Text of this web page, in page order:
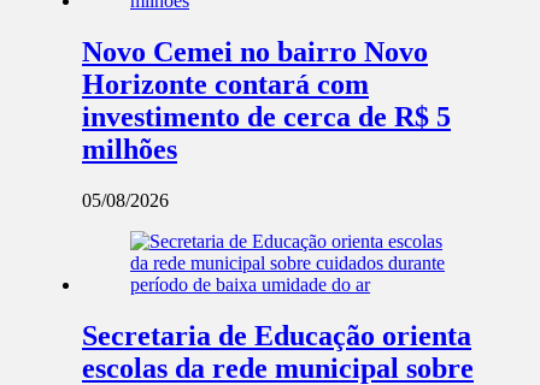
Novo Cemei no bairro Novo
Horizonte contará com
investimento de cerca de R$ 5
milhões
05/08/2026
Secretaria de Educação orienta
escolas da rede municipal sobre